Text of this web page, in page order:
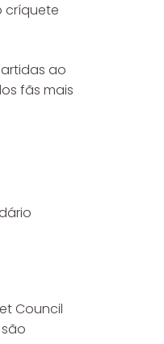
críquete
ao
fãs mais
Council